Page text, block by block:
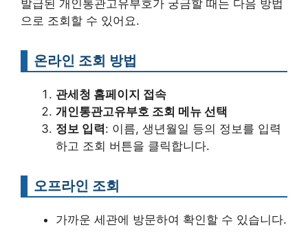
발급된 개인통관고유부호가 궁금할 때는 다음 방법
으로 조회할 수 있어요.
온라인 조회 방법
관세청 홈페이지 접속
개인통관고유부호 조회 메뉴 선택
정보 입력: 이름, 생년월일 등의 정보를 입력
하고 조회 버튼을 클릭합니다.
오프라인 조회
가까운 세관에 방문하여 확인할 수 있습니다.